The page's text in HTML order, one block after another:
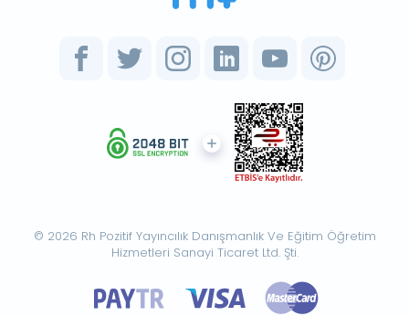
© 2026 Rh Pozitif Yayıncılık Danışmanlık Ve Eğitim Öğretim
Hizmetleri Sanayi Ticaret Ltd. Şti.